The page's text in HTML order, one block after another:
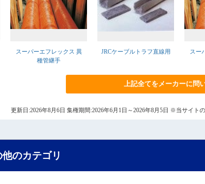
スーパーエフレックス 異
種管継手
JRCケーブルトラフ直線用
スー
上記全てをメーカーに問
更新日:2026年8月6日 集権期間:2026年6月1日～2026年8月5日 ※当サイト
他のカテゴリ